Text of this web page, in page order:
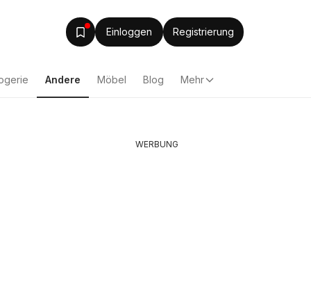
Einloggen Registrierung
Andere Möbel Blog Mehr
WERBUNG